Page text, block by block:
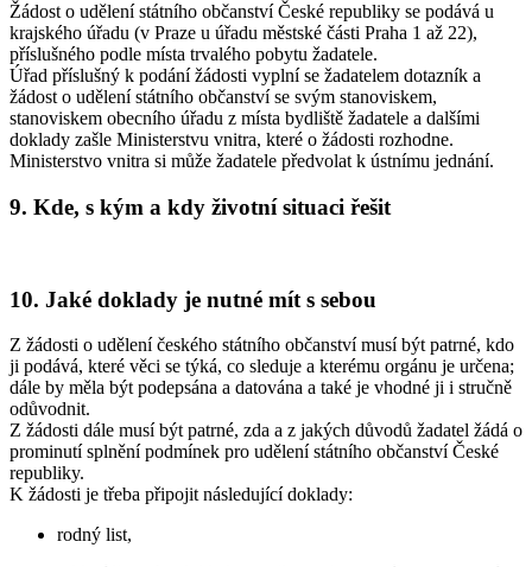
Žádost o udělení státního občanství České republiky se podává u
krajského úřadu (v Praze u úřadu městské části Praha 1 až 22),
příslušného podle místa trvalého pobytu žadatele.
Úřad příslušný k podání žádosti vyplní se žadatelem dotazník a
žádost o udělení státního občanství se svým stanoviskem,
stanoviskem obecního úřadu z místa bydliště žadatele a dalšími
doklady zašle Ministerstvu vnitra, které o žádosti rozhodne.
Ministerstvo vnitra si může žadatele předvolat k ústnímu jednání.
9. Kde, s kým a kdy životní situaci řešit
10. Jaké doklady je nutné mít s sebou
Z žádosti o udělení českého státního občanství musí být patrné, kdo
ji podává, které věci se týká, co sleduje a kterému orgánu je určena;
dále by měla být podepsána a datována a také je vhodné ji i stručně
odůvodnit.
Z žádosti dále musí být patrné, zda a z jakých důvodů žadatel žádá o
prominutí splnění podmínek pro udělení státního občanství České
republiky.
K žádosti je třeba připojit následující doklady:
rodný list,